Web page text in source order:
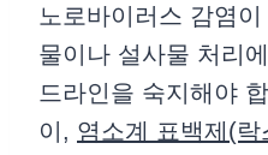
노로바이러스 감염
물이나 설사물 처리
드라인을 숙지해야
이, 염소계 표백제(